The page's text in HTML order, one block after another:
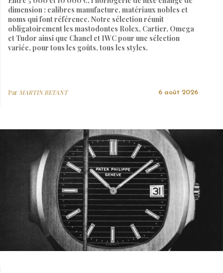
dimension : calibres manufacture, matériaux nobles et
noms qui font référence. Notre sélection réunit
obligatoirement les mastodontes Rolex, Cartier, Omega
et Tudor ainsi que Chanel et IWC pour une sélection
variée, pour tous les goûts, tous les styles.
Par MARTIN BETANT 6 août 2026